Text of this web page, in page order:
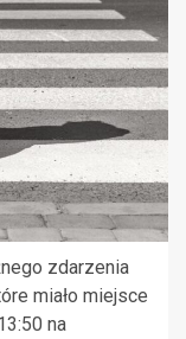
zdarzenia
miało miejsce
na